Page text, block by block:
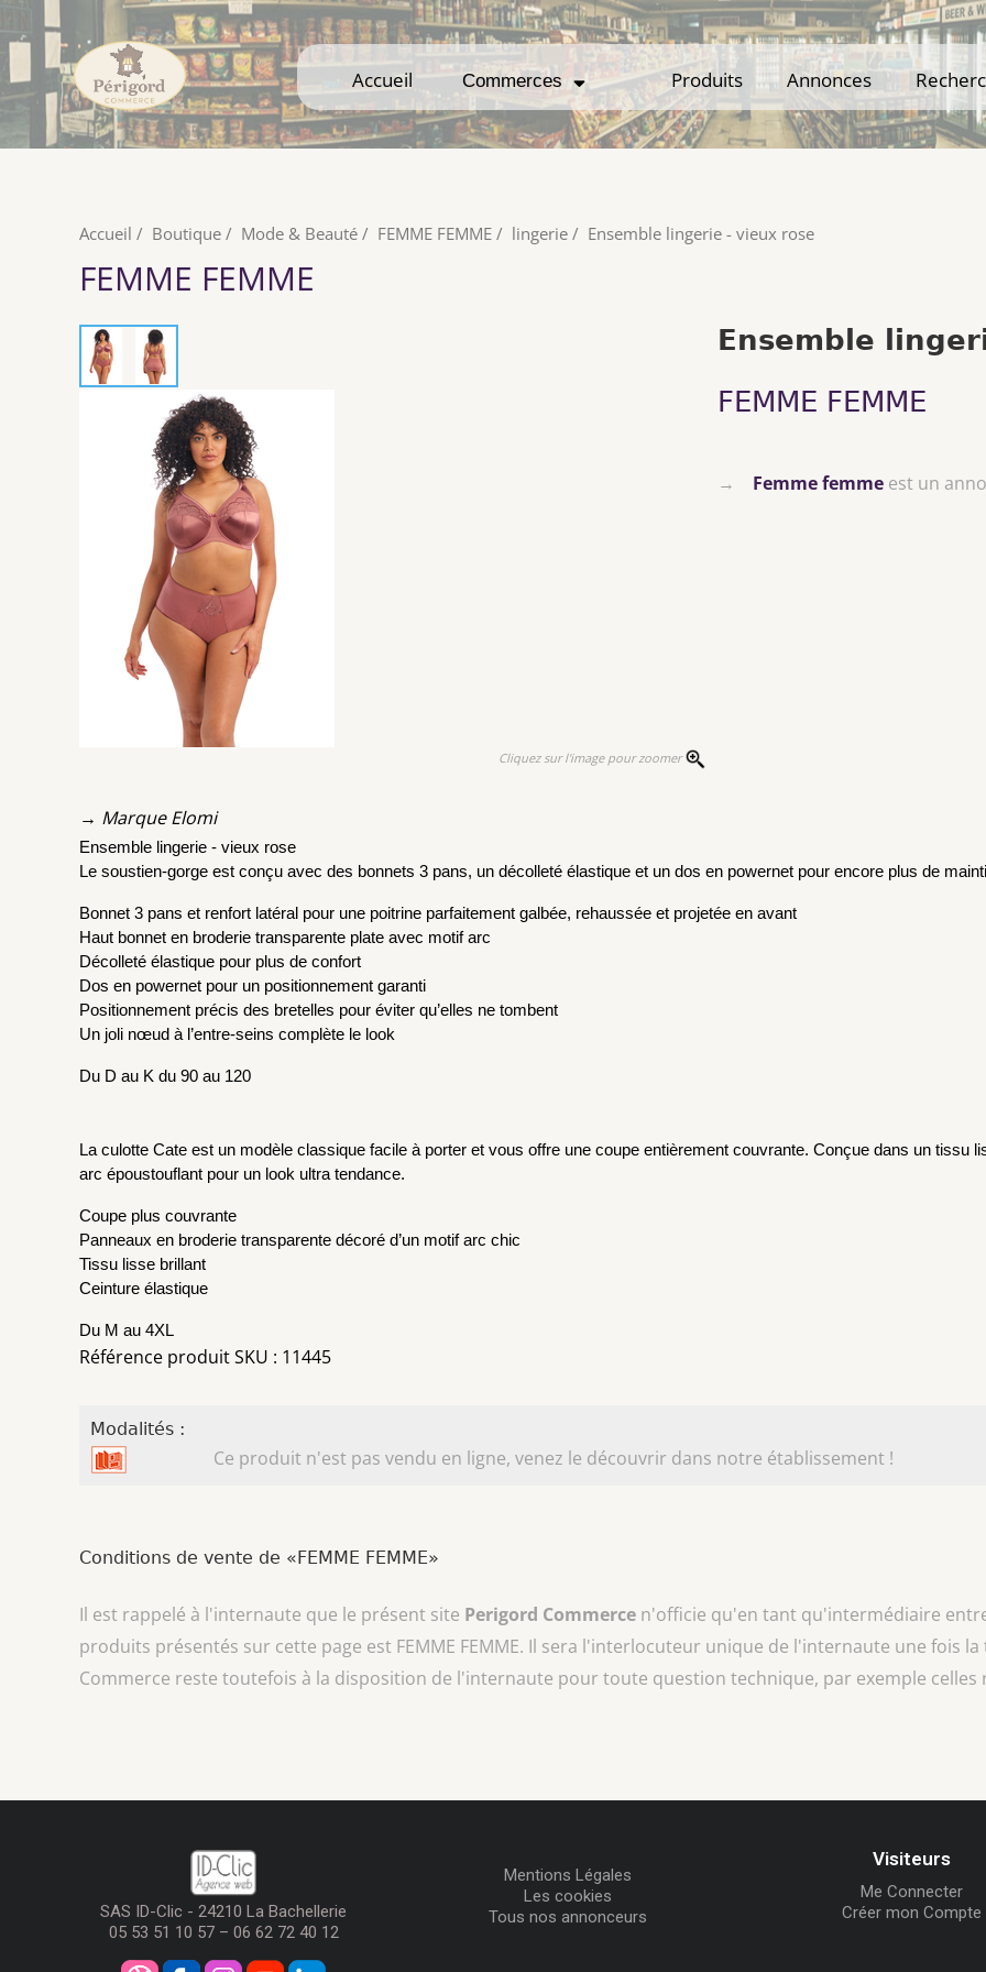
Accueil Commerces Produits Annonces
Accueil Commerces Produits Annonces
Accueil / Boutique / Mode & Beauté / FEMME FEMME / lingerie / Ensemble lingerie - vieux rose
FEMME FEMME
Cliquez sur l'image pour zoomer
Ensemble
FEMME FEMME
→ Femme femme est un
→ Marque Elomi
Ensemble lingerie - vieux rose
Le soustien-gorge est conçu avec des bonnets 3 pans, un décolleté élastique et un dos en powernet pour encore plus de
Bonnet 3 pans et renfort latéral pour une poitrine parfaitement galbée, rehaussée et projetée en avant
Haut bonnet en broderie transparente plate avec motif arc
Décolleté élastique pour plus de confort
Dos en powernet pour un positionnement garanti
Positionnement précis des bretelles pour éviter qu’elles ne tombent
Un joli nœud à l’entre-seins complète le look
Du D au K du 90 au 120
La culotte Cate est un modèle classique facile à porter et vous offre une coupe entièrement couvrante. Conçue dans un tissu
arc époustouflant pour un look ultra tendance.
Coupe plus couvrante
Panneaux en broderie transparente décoré d’un motif arc chic
Tissu lisse brillant
Ceinture élastique
Du M au 4XL
Référence produit SKU : 11445
Modalités :
Ce produit n'est pas vendu en ligne, venez le découvrir dans notre établissement !
Conditions de vente de «FEMME FEMME»
Il est rappelé à l'internaute que le présent site Perigord Commerce n'officie qu'en tant qu'intermédiaire
produits présentés sur cette page est FEMME FEMME. Il sera l'interlocuteur unique de l'internaute une fois
Commerce reste toutefois à la disposition de l'internaute pour toute question technique, par exemple celles
SAS ID-Clic - 24210 La Bachellerie
05 53 51 10 57 – 06 62 72 40 12
Mentions Légales
Les cookies
Tous nos annonceurs
Visiteurs
Me Connecter
Créer mon Compte